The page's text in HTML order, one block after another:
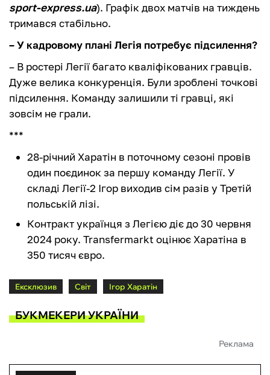
sport-express.ua). Графік двох матчів на тиждень
тримався стабільно.
– У кадровому плані Легія потребує підсилення?
– В ростері Легії багато кваліфікованих гравців.
Дуже велика конкуренція. Були зроблені точкові
підсилення. Команду залишили ті гравці, які
зовсім не грали.
***
28-річний Харатін в поточному сезоні провів
один поєдинок за першу команду Легії. У
складі Легії-2 Ігор виходив сім разів у Третій
польській лізі.
Контракт українця з Легією діє до 30 червня
2024 року. Transfermarkt оцінює Харатіна в
350 тисяч євро.
Ексклюзив Світ Ігор Харатін
БУКМЕКЕРИ УКРАЇНИ
Реклама